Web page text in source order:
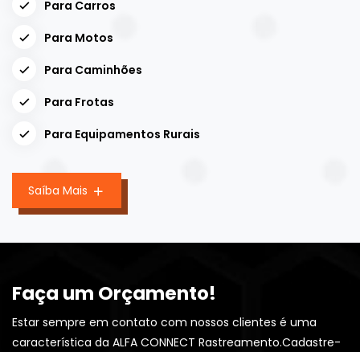
Para Carros
Para Motos
Para Caminhões
Para Frotas
Para Equipamentos Rurais
Saíba Mais
Faça um Orçamento!
Estar sempre em contato com nossos clientes é uma
característica da ALFA CONNECT Rastreamento.Cadastre-